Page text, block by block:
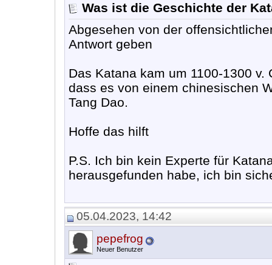
Was ist die Geschichte der
Abgesehen von der
Antwort geben
Das Katana kam um 1100-1300
dass es von einem chinesischen
Tang Dao.
Hoffe das hilft
P.S. Ich bin kein Experte für
herausgefunden habe, ich bin
05.04.2023, 14:42
pepefrog
Neuer Benutzer